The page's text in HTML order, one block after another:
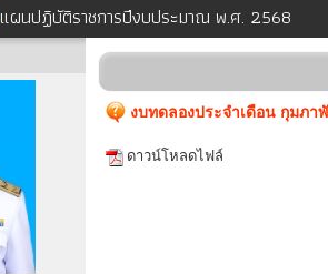
แผนปฏิบัติราชการปีงบประมาณ พ.ศ. 2568
งบทดลองประจำเดือน กุมภา
ดาวน์โหลดไฟล์